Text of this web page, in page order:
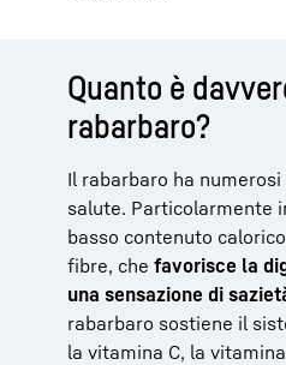
Quanto è
rabarbaro?
Il rabarbaro ha
salute. Particolarmente
basso contenuto
fibre, che favorisce la
una sensazione di
rabarbaro sostiene il
la vitamina C, la